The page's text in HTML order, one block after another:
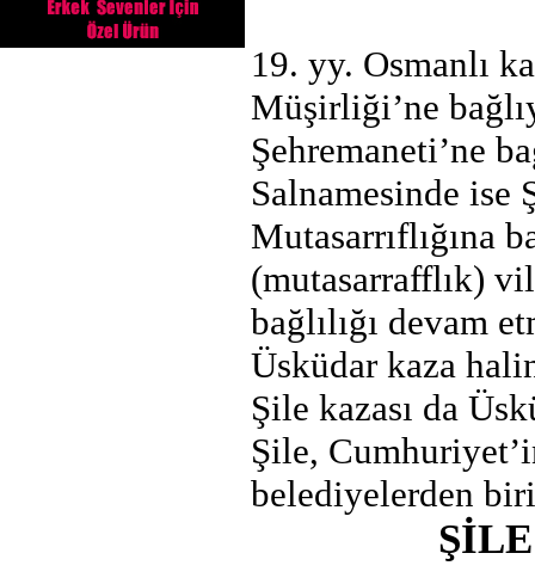
19. yy. Osmanlı
Müşirliği’ne
Şehremaneti’ne
Salnamesinde ise
Mutasarrıflığına
(mutasarrafflık)
bağlılığı devam
Üsküdar kaza
Şile kazası da
Şile,
belediyelerden